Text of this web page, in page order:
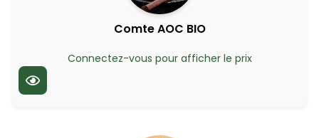
Comte AOC BIO
Connectez-vous pour afficher le prix